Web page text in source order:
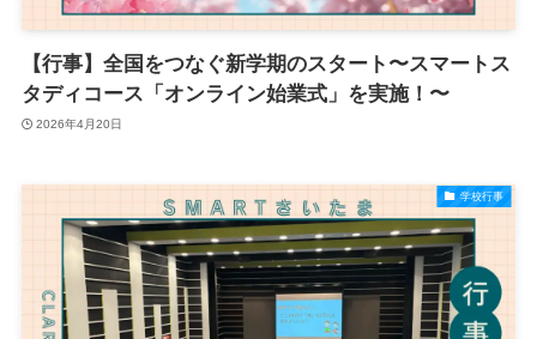
【行事】全国をつなぐ新学期のスタート〜スマートス
タディコース「オンライン始業式」を実施！〜
2026年4月20日
学校行事